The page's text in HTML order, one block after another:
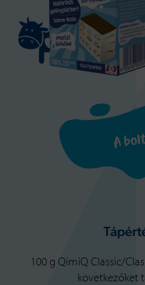
A
100 g QimiQ Classic/
következőket